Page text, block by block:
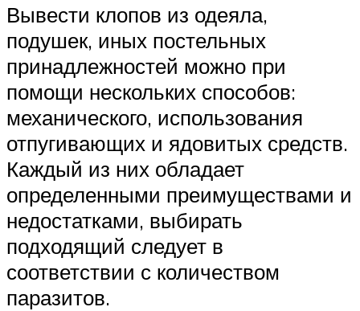
Вывести клопов из одеяла,
подушек, иных постельных
принадлежностей можно при
помощи нескольких способов:
механического, использования
отпугивающих и ядовитых средств.
Каждый из них обладает
определенными преимуществами и
недостатками, выбирать
подходящий следует в
соответствии с количеством
паразитов.